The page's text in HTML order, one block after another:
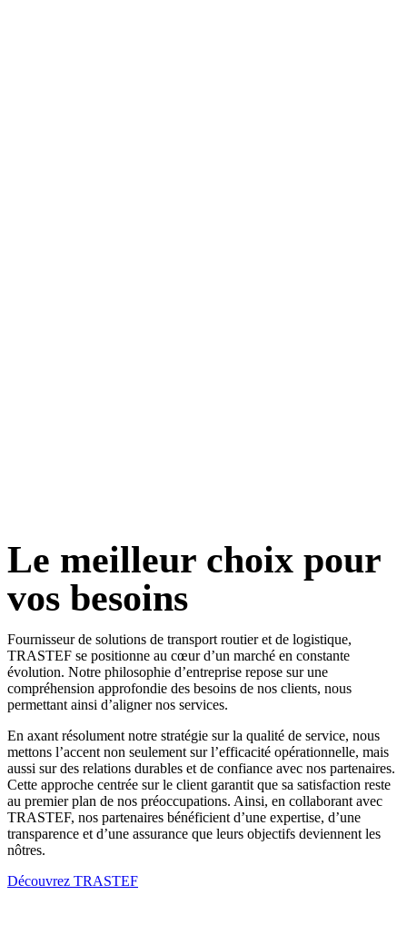
Le meilleur choix pour
vos besoins
Fournisseur de solutions de transport routier et de logistique,
TRASTEF se positionne au cœur d’un marché en constante
évolution. Notre philosophie d’entreprise repose sur une
compréhension approfondie des besoins de nos clients, nous
permettant ainsi d’aligner nos services.
En axant résolument notre stratégie sur la qualité de service, nous
mettons l’accent non seulement sur l’efficacité opérationnelle, mais
aussi sur des relations durables et de confiance avec nos partenaires.
Cette approche centrée sur le client garantit que sa satisfaction reste
au premier plan de nos préoccupations. Ainsi, en collaborant avec
TRASTEF, nos partenaires bénéficient d’une expertise, d’une
transparence et d’une assurance que leurs objectifs deviennent les
nôtres.
Découvrez TRASTEF